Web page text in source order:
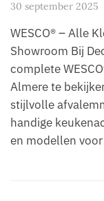
30 september 2025
WESCO® – Alle
Showroom Bij
complete
Almere te
stijlvolle
handige
en modellen